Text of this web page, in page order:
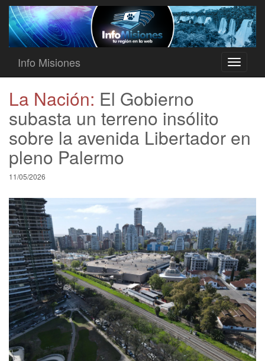
Toggle
Info Misiones
La Nación: El Gobierno
subasta un terreno insólito
sobre la avenida Libertador en
pleno Palermo
11/05/2026